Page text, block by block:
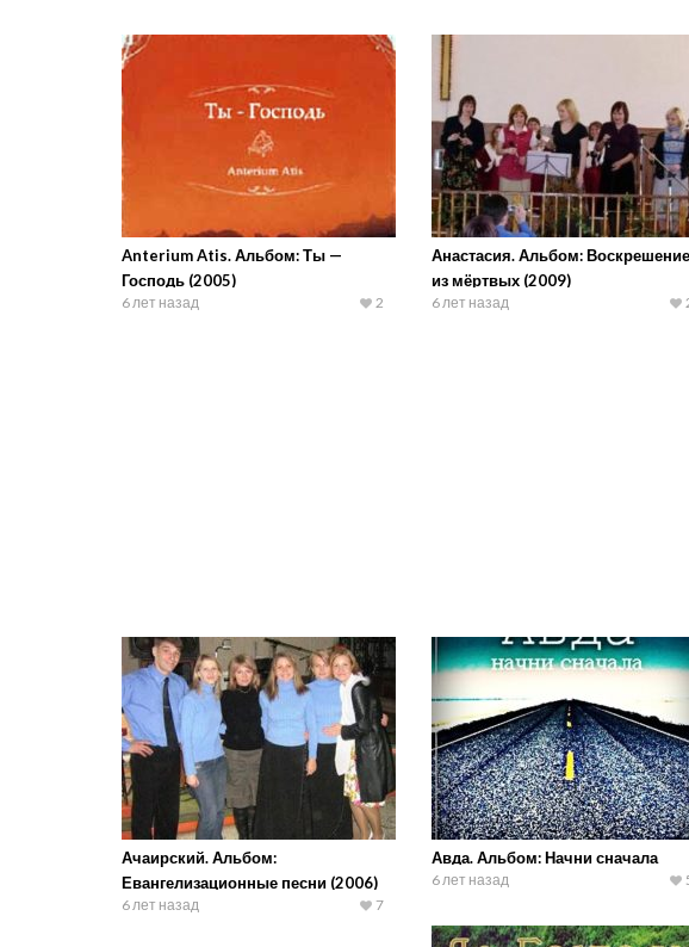
Anterium Atis. Альбом: Ты —
Господь (2005)
6 лет назад 2
Анастасия. Альбом: Воскрешение
из мёртвых (2009)
6 лет назад
Ачаирский. Альбом:
Евангелизационные песни (2006)
6 лет назад 7
Авда. Альбом: Начни сначала
6 лет назад